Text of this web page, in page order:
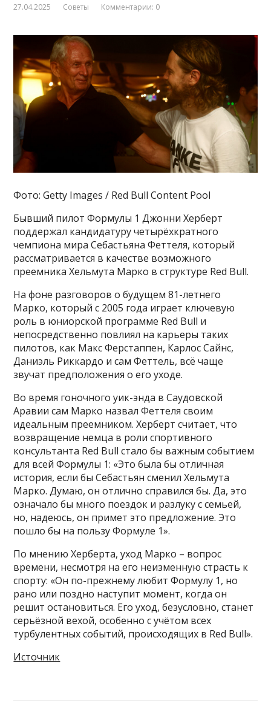
27.04.2025 Советы Комментарии: 0
Фото: Getty Images / Red Bull Content Pool
Бывший пилот Формулы 1 Джонни Херберт
поддержал кандидатуру четырёхкратного
чемпиона мира Себастьяна Феттеля, который
рассматривается в качестве возможного
преемника Хельмута Марко в структуре Red Bull.
На фоне разговоров о будущем 81-летнего
Марко, который с 2005 года играет ключевую
роль в юниорской программе Red Bull и
непосредственно повлиял на карьеры таких
пилотов, как Макс Ферстаппен, Карлос Сайнс,
Даниэль Риккардо и сам Феттель, всё чаще
звучат предположения о его уходе.
Во время гоночного уик-энда в Саудовской
Аравии сам Марко назвал Феттеля своим
идеальным преемником. Херберт считает, что
возвращение немца в роли спортивного
консультанта Red Bull стало бы важным событием
для всей Формулы 1: «Это была бы отличная
история, если бы Себастьян сменил Хельмута
Марко. Думаю, он отлично справился бы. Да, это
означало бы много поездок и разлуку с семьей,
но, надеюсь, он примет это предложение. Это
пошло бы на пользу Формуле 1».
По мнению Херберта, уход Марко – вопрос
времени, несмотря на его неизменную страсть к
спорту: «Он по-прежнему любит Формулу 1, но
рано или поздно наступит момент, когда он
решит остановиться. Его уход, безусловно, станет
серьёзной вехой, особенно с учётом всех
турбулентных событий, происходящих в Red Bull».
Источник